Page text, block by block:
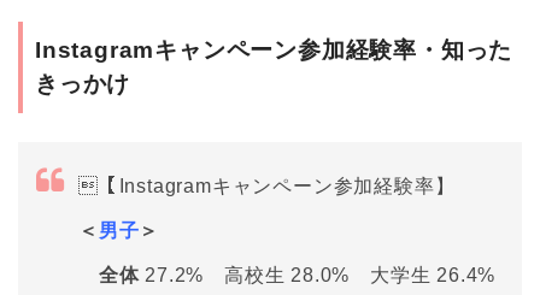
Instagramキャンペーン参加経験率・知った
きっかけ
【Instagramキャンペーン参加経験率】
＜ 男子 ＞
全体27.2% 高校生 28.0% 大学生 26.4%